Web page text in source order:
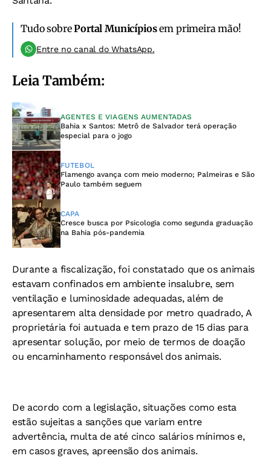
Tudo sobrePortal Municípiosem primeira mão!
Entre no canal do WhatsApp.
Leia Também:
AGENTES E VIAGENS AUMENTADAS
Bahia x Santos: Metrô de Salvador terá operação
especial para o jogo
FUTEBOL
Flamengo avança com meio moderno; Palmeiras e São
Paulo também seguem
CAPA
Cresce busca por Psicologia como segunda graduação
na Bahia pós-pandemia
Durante a fiscalização, foi constatado que os animais
estavam confinados em ambiente insalubre, sem
ventilação e luminosidade adequadas, além de
apresentarem alta densidade por metro quadrado, A
proprietária foi autuada e tem prazo de 15 dias para
apresentar solução, por meio de termos de doação
ou encaminhamento responsável dos animais.
De acordo com a legislação, situações como esta
estão sujeitas a sanções que variam entre
advertência, multa de até cinco salários mínimos e,
em casos graves, apreensão dos animais.